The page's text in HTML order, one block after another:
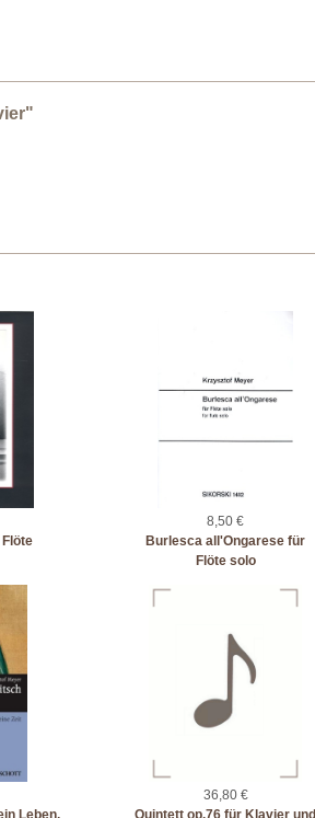
8,50 €
Burlesca all'Ongarese für
Flöte solo
Leben,
36,80 €
Quintett op.76 für Klavier und